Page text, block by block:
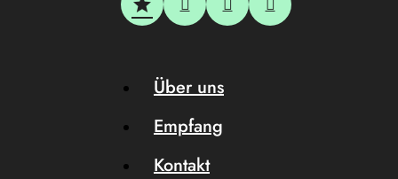
Über uns
Empfang
Kontakt